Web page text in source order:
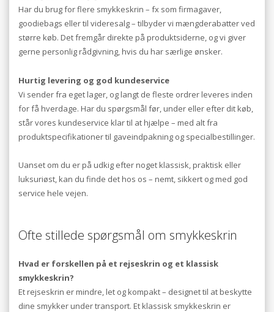
Har du brug for flere smykkeskrin – fx som firmagaver,
goodiebags eller til videresalg – tilbyder vi mængderabatter ved
større køb. Det fremgår direkte på produktsiderne, og vi giver
gerne personlig rådgivning, hvis du har særlige ønsker.
Hurtig levering og god kundeservice
Vi sender fra eget lager, og langt de fleste ordrer leveres inden
for få hverdage. Har du spørgsmål før, under eller efter dit køb,
står vores kundeservice klar til at hjælpe – med alt fra
produktspecifikationer til gaveindpakning og specialbestillinger.
Uanset om du er på udkig efter noget klassisk, praktisk eller
luksuriøst, kan du finde det hos os – nemt, sikkert og med god
service hele vejen.
Ofte stillede spørgsmål om smykkeskrin
Hvad er forskellen på et rejseskrin og et klassisk
smykkeskrin?
Et rejseskrin er mindre, let og kompakt – designet til at beskytte
dine smykker under transport. Et klassisk smykkeskrin er